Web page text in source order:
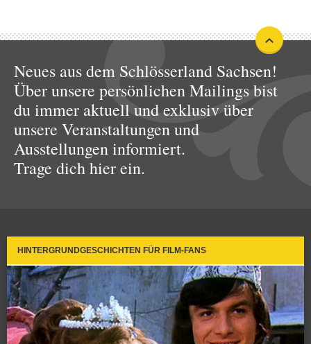
Neues aus dem Schlösserland Sachsen!
Über unsere persönlichen Mailings bist
du immer aktuell und exklusiv über
unsere Veranstaltungen und
Ausstellungen informiert.
Trage dich hier ein.
HINTERGRUNDGESCHICHTEN FÜR FILM-FANS